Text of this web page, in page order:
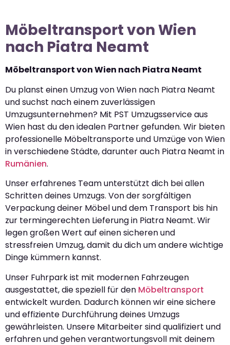
Möbeltransport von Wien
nach Piatra Neamt
Möbeltransport von Wien nach Piatra Neamt
Du planst einen Umzug von Wien nach Piatra Neamt
und suchst nach einem zuverlässigen
Umzugsunternehmen? Mit PST Umzugsservice aus
Wien hast du den idealen Partner gefunden. Wir bieten
professionelle Möbeltransporte und Umzüge von Wien
in verschiedene Städte, darunter auch Piatra Neamt in
Rumänien.
Unser erfahrenes Team unterstützt dich bei allen
Schritten deines Umzugs. Von der sorgfältigen
Verpackung deiner Möbel und dem Transport bis hin
zur termingerechten Lieferung in Piatra Neamt. Wir
legen großen Wert auf einen sicheren und
stressfreien Umzug, damit du dich um andere wichtige
Dinge kümmern kannst.
Unser Fuhrpark ist mit modernen Fahrzeugen
ausgestattet, die speziell für den Möbeltransport
entwickelt wurden. Dadurch können wir eine sichere
und effiziente Durchführung deines Umzugs
gewährleisten. Unsere Mitarbeiter sind qualifiziert und
erfahren und gehen verantwortungsvoll mit deinem